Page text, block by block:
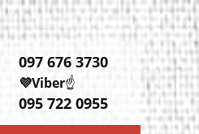
097 676 3730
💜Viber☝️
095 722 0955